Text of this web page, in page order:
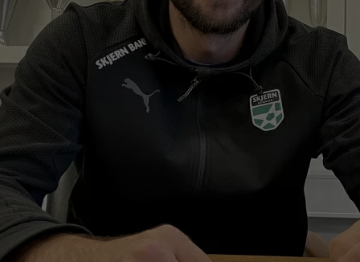
Samarbejdsklubber
Skjern Bank Grand Prix
Nyhedsbrev
Køb Billet